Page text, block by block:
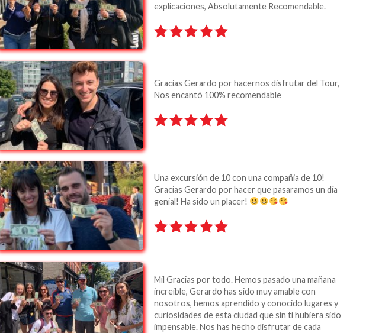
explicaciones, Absolutamente Recomendable.
Gracias Gerardo por hacernos disfrutar del Tour,
Nos encantó 100% recomendable
Una excursión de 10 con una compañia de 10!
Gracias Gerardo por hacer que pasaramos un día
genial! Ha sido un placer!
Mil Gracias por todo. Hemos pasado una mañana
increible, Gerardo has sido muy amable con
nosotros, hemos aprendido y conocido lugares y
curiosidades de esta ciudad que sin tí hubiera sido
impensable. Nos has hecho disfrutar de cada